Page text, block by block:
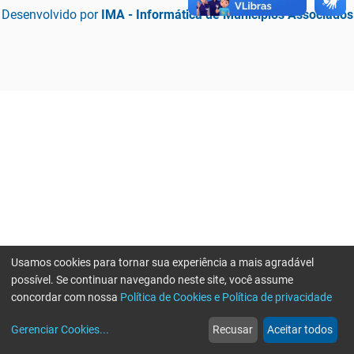
Desenvolvido por IMA - Informática de Municípios Associados
web
Notícias
more_horiz
Mais
Usamos cookies para tornar sua experiência a mais agradável
possível. Se continuar navegando neste site, você assume
concordar com nossa Política de Cookies e Política de privacidade
Gerenciar Cookies... Recusar Aceitar todos
Erro ao enviar informações, por favor tente novamente